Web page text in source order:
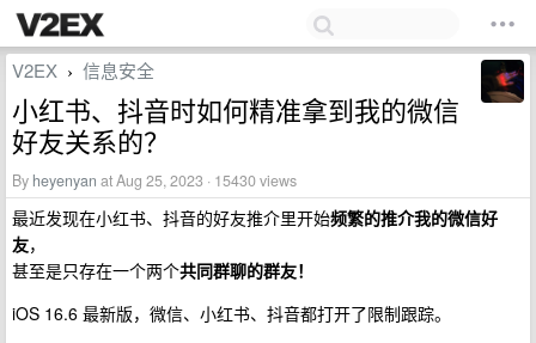
V2EX › 信息安全
小红书、抖音时如何精准拿到我的微信
好友关系的？
By heyenyan at Aug 25, 2023 · 15430 views
最近发现在小红书、抖音的好友推介里开始频繁的推介我的微信好
友，
甚至是只存在一个两个共同群聊的群友！
iOS 16.6 最新版，微信、小红书、抖音都打开了限制跟踪。